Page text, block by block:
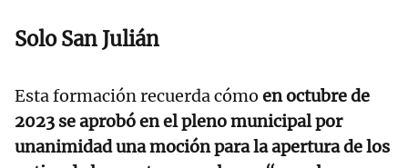
Solo San Julián
Esta formación recuerda cómo en octubre de
2023 se aprobó en el pleno municipal por
unanimidad una moción para la apertura de los